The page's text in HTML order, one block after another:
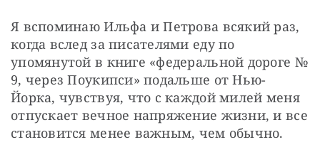
Я вспоминаю Ильфа и Петрова всякий раз,
когда вслед за писателями еду по
упомянутой в книге «федеральной дороге №
9, через Поукипси» подальше от Нью-
Йорка, чувствуя, что с каждой милей меня
отпускает вечное напряжение жизни, и все
становится менее важным, чем обычно.